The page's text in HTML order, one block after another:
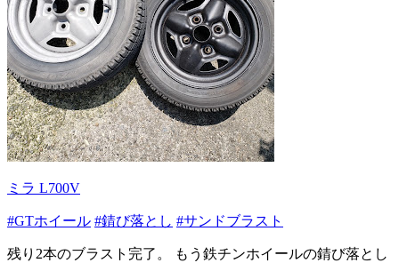
ミラ L700V
#GTホイール #錆び落とし #サンドブラスト
残り2本のブラスト完了。 もう鉄チンホイールの錆び落とし